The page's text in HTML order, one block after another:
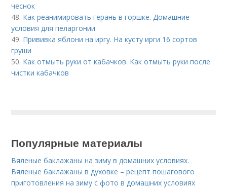
чеснок
48. Как реанимировать герань в горшке. Домашние
условия для пеларгонии
49. Прививка яблони на иргу. На кусту ирги 16 сортов
груши
50. Как отмыть руки от кабачков. Как отмыть руки после
чистки кабачков
Популярные материалы
Вяленые баклажаны на зиму в домашних условиях.
Вяленые баклажаны в духовке – рецепт пошагового
приготовления на зиму с фото в домашних условиях